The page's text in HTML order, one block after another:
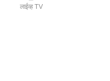
लाईव्ह TV